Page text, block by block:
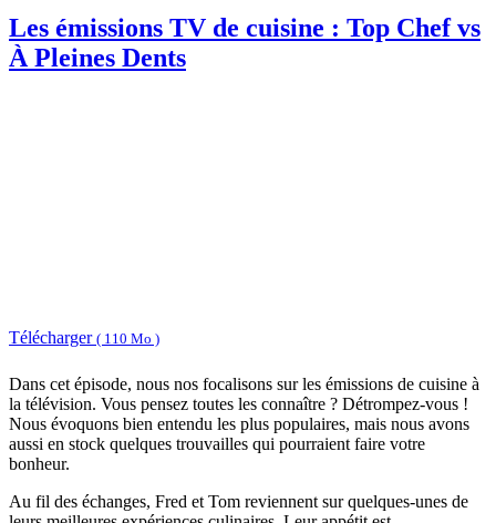
Les émissions TV de cuisine : Top Chef vs
À Pleines Dents
Télécharger ( 110 Mo )
Dans cet épisode, nous nos focalisons sur les émissions de cuisine à
la télévision. Vous pensez toutes les connaître ? Détrompez-vous !
Nous évoquons bien entendu les plus populaires, mais nous avons
aussi en stock quelques trouvailles qui pourraient faire votre
bonheur.
Au fil des échanges, Fred et Tom reviennent sur quelques-unes de